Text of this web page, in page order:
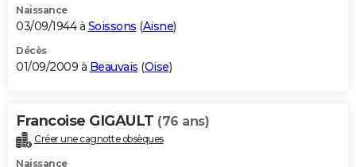
Naissance
03/09/1944 à Soissons (Aisne)
Décès
01/09/2009 à Beauvais (Oise)
Francoise GIGAULT (76 ans)
Créer une cagnotte obsèques
Naissance